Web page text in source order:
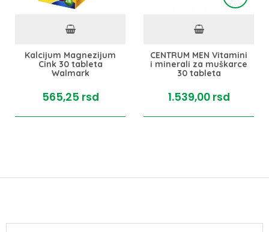
Kalcijum Magnezijum
Cink 30 tableta
Walmark
565,25 rsd
CENTRUM MEN Vitamini
i minerali za muškarce
30 tableta
1.539,00 rsd